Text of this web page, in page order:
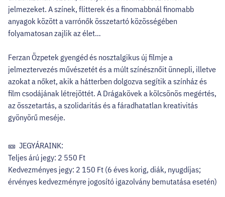
jelmezeket. A színek, flitterek és a finomabbnál finomabb
anyagok között a varrónők összetartó közösségében
folyamatosan zajlik az élet…
Ferzan Özpetek gyengéd és nosztalgikus új filmje a
jelmeztervezés művészetét és a múlt színésznőit ünnepli, illetve
azokat a nőket, akik a hátterben dolgozva segítik a színház és
film csodájának létrejöttét. A Drágakövek a kölcsönös megértés,
az összetartás, a szolidaritás és a fáradhatatlan kreativitás
gyönyörű meséje.
🎫 JEGYÁRAINK:
Teljes árú jegy: 2 550 Ft
Kedvezményes jegy: 2 150 Ft (6 éves korig, diák, nyugdíjas;
érvényes kedvezményre jogosító igazolvány bemutatása esetén)